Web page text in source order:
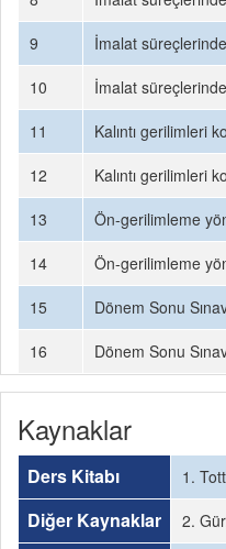
9
İmalat
10
İmalat
11
Kalıntı gerilimleri
12
Kalıntı gerilimleri
13
Ön-gerilimleme
14
Ön-gerilimleme
15
Dönem Sonu
16
Dönem Sonu
Kaynaklar
Ders Kitabı 1.
Diğer Kaynaklar
2.